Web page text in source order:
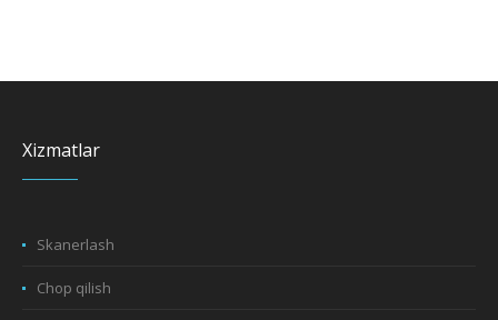
Xizmatlar
Skanerlash
Chop qilish